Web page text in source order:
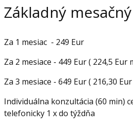
Základný
Za 1 mesiac - 249 Eur
Za 2 mesiace - 449 Eur ( 224,5 Eur
Za 3 mesiace - 649 Eur ( 216,30
Individuálna konzultácia (60 min)
telefonicky 1 x do týždňa